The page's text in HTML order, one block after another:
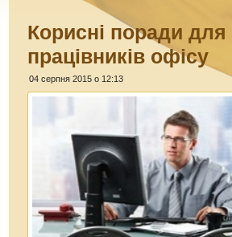
Корисні поради для
працівників офісу
04 серпня 2015 о 12:13